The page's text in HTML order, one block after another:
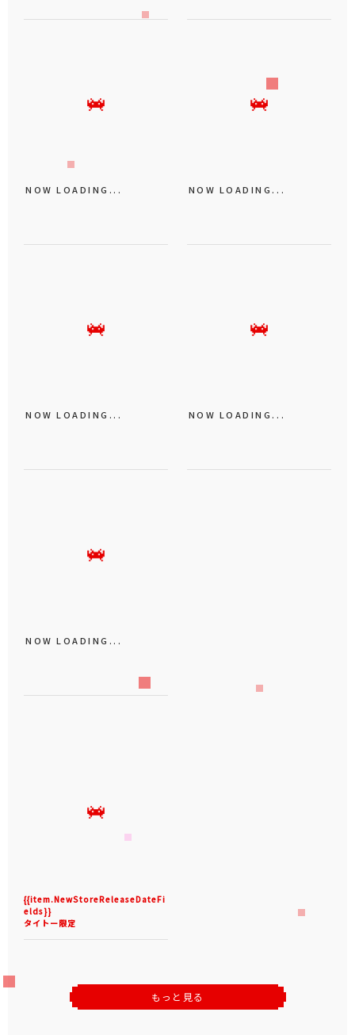
NOW LOADING... NOW LOADING...
NOW LOADING... NOW LOADING...
NOW LOADING...
{{item.NewStoreReleaseDateFi
elds}}
タイトー限定
もっと見る